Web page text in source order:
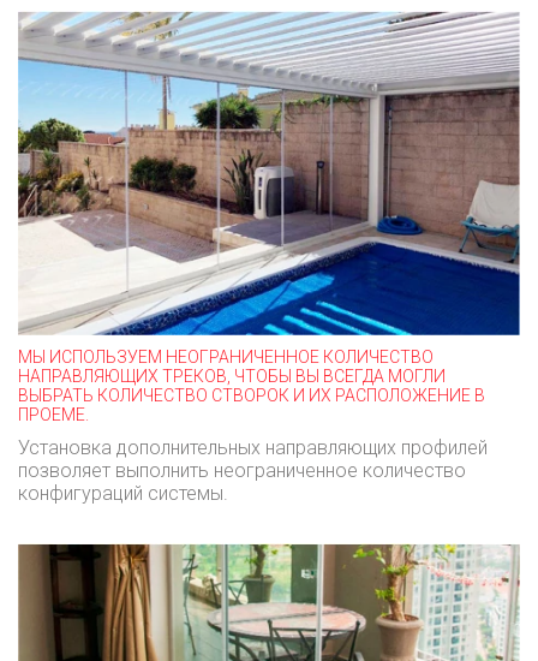
МЫ ИСПОЛЬЗУЕМ НЕОГРАНИЧЕННОЕ КОЛИЧЕСТВО
НАПРАВЛЯЮЩИХ ТРЕКОВ, ЧТОБЫ ВЫ ВСЕГДА МОГЛИ
ВЫБРАТЬ КОЛИЧЕСТВО СТВОРОК И ИХ РАСПОЛОЖЕНИЕ В
ПРОЕМЕ.
Установка дополнительных направляющих профилей
позволяет выполнить неограниченное количество
конфигураций системы.